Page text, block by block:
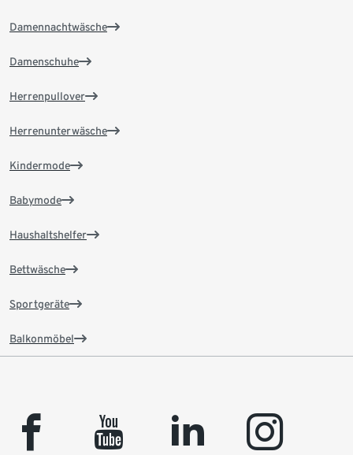
Damennachtwäsche
Damenschuhe
Herrenpullover
Herrenunterwäsche
Kindermode
Babymode
Haushaltshelfer
Bettwäsche
Sportgeräte
Balkonmöbel
facebook youtube linkedin instagram